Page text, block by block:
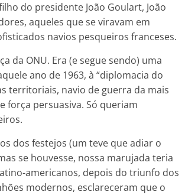
do presidente João Goulart, João
aqueles que se viravam em
navios pesqueiros franceses.
da ONU. Era (e segue sendo) uma
ano de 1963, à “diplomacia do
territoriais, navio de guerra da mais
força persuasiva. Só queriam
dos festejos (um teve que adiar o
se houvesse, nossa marujada teria
americanos, depois do triunfo dos
modernos, esclareceram que o